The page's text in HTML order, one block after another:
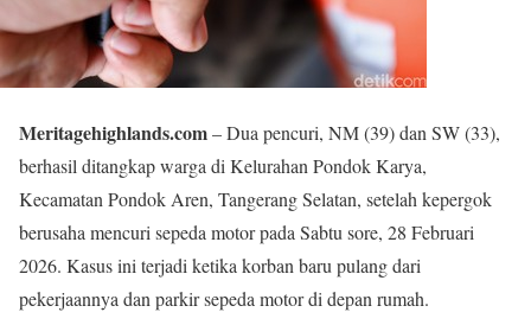
Meritagehighlands.com– Dua pencuri, NM (39) dan SW (33),
berhasil ditangkap warga di Kelurahan Pondok Karya,
Kecamatan Pondok Aren, Tangerang Selatan, setelah kepergok
berusaha mencuri sepeda motor pada Sabtu sore, 28 Februari
2026. Kasus ini terjadi ketika korban baru pulang dari
pekerjaannya dan parkir sepeda motor di depan rumah.